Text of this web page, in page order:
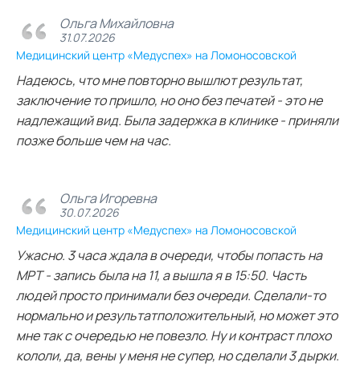
Ольга Михайловна
31.07.2026
Медицинский центр «Медуспех» на Ломоносовской
Надеюсь, что мне повторно вышлют результат,
заключение то пришло, но оно без печатей - это не
надлежащий вид. Была задержка в клинике - приняли
позже больше чем на час.
Ольга Игоревна
30.07.2026
Медицинский центр «Медуспех» на Ломоносовской
Ужасно. 3 часа ждала в очереди, чтобы попасть на
МРТ - запись была на 11, а вышла я в 15:50. Часть
людей просто принимали без очереди. Сделали-то
нормально и результатположительный, но может это
мне так с очередью не повезло. Ну и контраст плохо
кололи, да, вены у меня не супер, но сделали 3 дырки.